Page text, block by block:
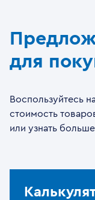
для
Воспользуйтесь
стоимость
или узнать